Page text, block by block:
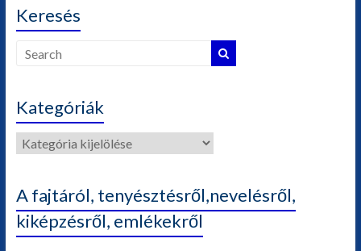
Keresés
Kategóriák
Kategóriák
A fajtáról, tenyésztésről,nevelésről,
kiképzésről, emlékekről